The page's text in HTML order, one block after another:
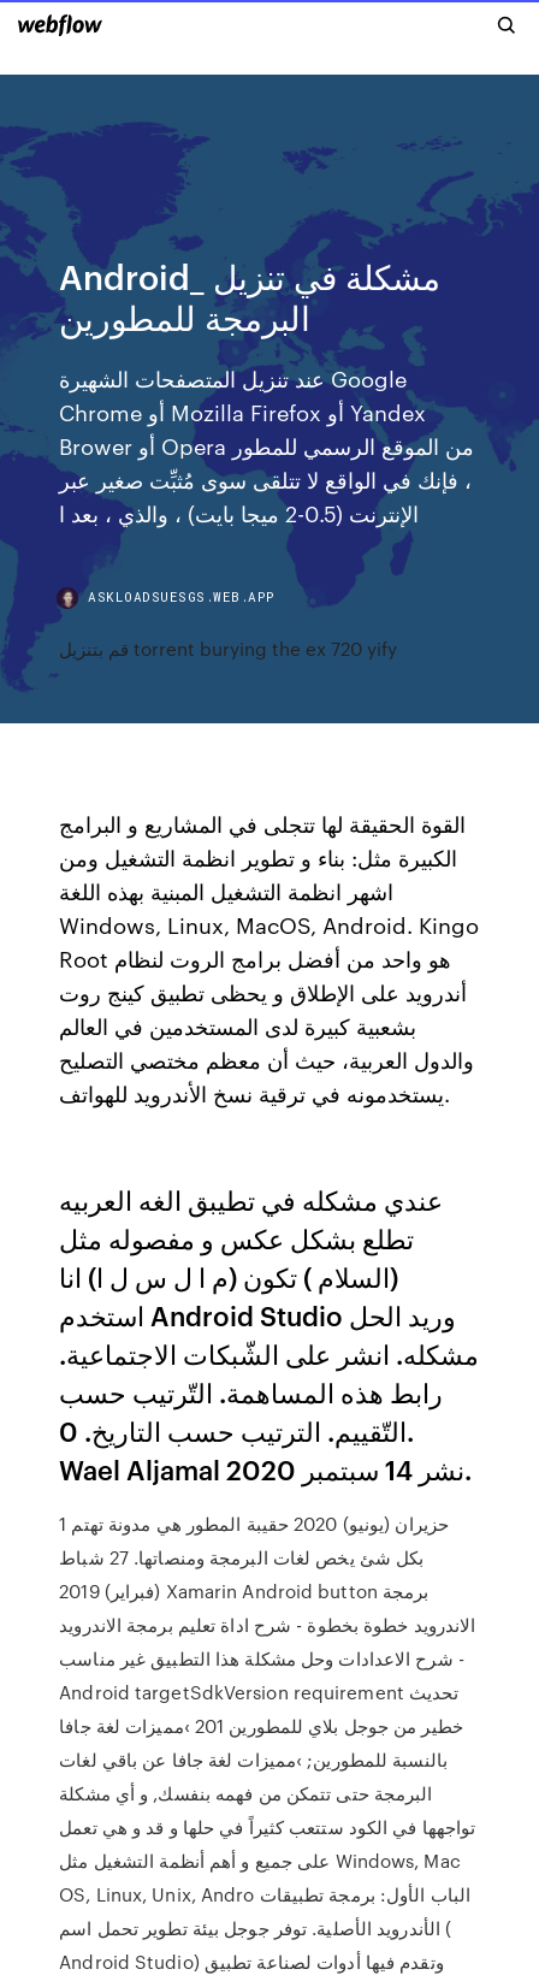
Android_ مشكلة في تنزيل
البرمجة للمطورين
عند تنزيل المتصفحات الشهيرة Google
Chrome أو Mozilla Firefox أو Yandex
Brower أو Opera من الموقع الرسمي للمطور
، فإنك في الواقع لا تتلقى سوى مُثبِّت صغير عبر
الإنترنت (0.5-2 ميجا بايت) ، والذي ، بعد ا
ASKLOADSUESGS.WEB.APP
قم بتنزيل torrent burying the ex 720 yify
القوة الحقيقة لها تتجلى في المشاريع و البرامج
الكبيرة مثل: بناء و تطوير انظمة التشغيل ومن
اشهر انظمة التشغيل المبنية بهذه اللغة
Windows, Linux, MacOS, Android. Kingo
Root هو واحد من أفضل برامج الروت لنظام
أندرويد على الإطلاق و يحظى تطبيق كينج روت
بشعبية كبيرة لدى المستخدمين في العالم
والدول العربية، حيث أن معظم مختصي التصليح
يستخدمونه في ترقية نسخ الأندرويد للهواتف.
عندي مشكله في تطيبق الغه العربيه
تطلع بشكل عكس و مفصوله مثل
(السلام ) تكون (م ا ل س ل ا) انا
استخدم Android Studio وريد الحل
مشكله. انشر على الشّبكات الاجتماعية.
رابط هذه المساهمة. التّرتيب حسب
التّقييم. الترتيب حسب التاريخ. 0.
Wael Aljamal نشر 14 سبتمبر 2020.
1 حزيران (يونيو) 2020 حقيبة المطور هي مدونة تهتم
بكل شئ يخص لغات البرمجة ومنصاتها. 27 شباط
(فبراير) 2019 Xamarin Android button برمجة
الاندرويد خطوة بخطوة - شرح اداة تعليم برمجة الاندرويد
- شرح الاعدادات وحل مشكلة هذا التطبيق غير مناسب
Android targetSdkVersion requirement تحديث
خطير من جوجل بلاي للمطورين 201 ›مميزات لغة جافا
بالنسبة للمطورين; ›مميزات لغة جافا عن باقي لغات
البرمجة حتى تتمكن من فهمه بنفسك, و أي مشكلة
تواجهها في الكود ستتعب كثيراً في حلها و قد و هي تعمل
على جميع و أهم أنظمة التشغيل مثل Windows, Mac
OS, Linux, Unix, Andro الباب الأول: برمجة تطبيقات
الأندرويد الأصلية. توفر جوجل بيئة تطوير تحمل اسم (
Android Studio) وتقدم فيها أدوات لصناعة تطبيق